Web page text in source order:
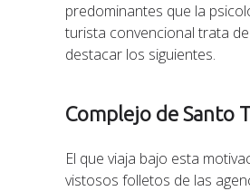
predominantes que la
turista convencional trata
destacar los siguientes.
Complejo de Santo
El que viaja bajo esta
vistosos folletos de las